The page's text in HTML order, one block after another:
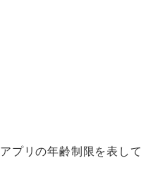
プリの年齢制限を表して